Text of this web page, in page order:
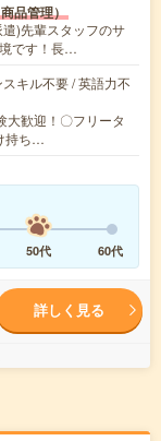
品管理）
)先輩スタッフのサ
です！長…
キル不要 / 英語力不
大歓迎！〇フリータ
持ち…
50代 60代
詳しく見る